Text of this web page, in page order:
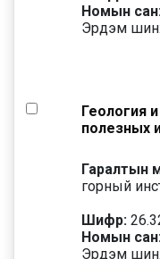
Номын
Эрдэм
Геология
полезных
Гаралтын
горный
Шифр:
Номын
Эрдэм